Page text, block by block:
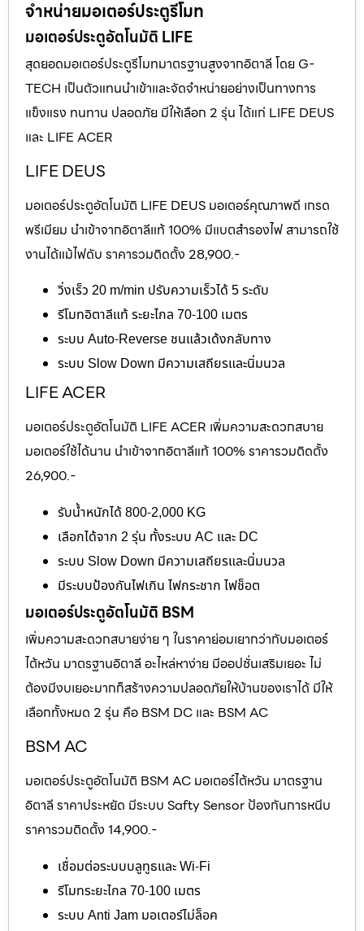
จำหน่ายมอเตอร์ประตูรีโมท
มอเตอร์ประตูอัตโนมัติ LIFE
สุดยอดมอเตอร์ประตูรีโมทมาตรฐานสูงจากอิตาลี โดย G-
TECH เป็นตัวแทนนำเข้าและจัดจำหน่ายอย่างเป็นทางการ
แข็งแรง ทนทาน ปลอดภัย มีให้เลือก 2 รุ่น ได้แก่ LIFE DEUS
และ LIFE ACER
LIFE DEUS
มอเตอร์ประตูอัตโนมัติ LIFE DEUS มอเตอร์คุณภาพดี เกรด
พรีเมียม นำเข้าจากอิตาลีแท้ 100% มีแบตสำรองไฟ สามารถใช้
งานได้แม้ไฟดับ ราคารวมติดตั้ง 28,900.-
วิ่งเร็ว 20 m/min ปรับความเร็วได้ 5 ระดับ
รีโมทอิตาลีแท้ ระยะไกล 70-100 เมตร
ระบบ Auto-Reverse ชนแล้วเด้งกลับทาง
ระบบ Slow Down มีความเสถียรและนิ่มนวล
LIFE ACER
มอเตอร์ประตูอัตโนมัติ LIFE ACER เพิ่มความสะดวกสบาย
มอเตอร์ใช้ได้นาน นำเข้าจากอิตาลีแท้ 100% ราคารวมติดตั้ง
26,900.-
รับน้ำหนักได้ 800-2,000 KG
เลือกได้จาก 2 รุ่น ทั้งระบบ AC และ DC
ระบบ Slow Down มีความเสถียรและนิ่มนวล
มีระบบป้องกันไฟเกิน ไฟกระชาก ไฟช็อต
มอเตอร์ประตูอัตโนมัติ BSM
เพิ่มความสะดวกสบายง่าย ๆ ในราคาย่อมเยากว่ากับมอเตอร์
ไต้หวัน มาตรฐานอิตาลี อะไหล่หาง่าย มีออปชั่นเสริมเยอะ ไม่
ต้องมีงบเยอะมากก็สร้างความปลอดภัยให้บ้านของเราได้ มีให้
เลือกทั้งหมด 2 รุ่น คือ BSM DC และ BSM AC
BSM AC
มอเตอร์ประตูอัตโนมัติ BSM AC มอเตอร์ไต้หวัน มาตรฐาน
อิตาลี ราคาประหยัด มีระบบ Safty Sensor ป้องกันการหนีบ
ราคารวมติดตั้ง 14,900.-
เชื่อมต่อระบบบลูทูธและ Wi-Fi
รีโมทระยะไกล 70-100 เมตร
ระบบ Anti Jam มอเตอร์ไม่ล็อค